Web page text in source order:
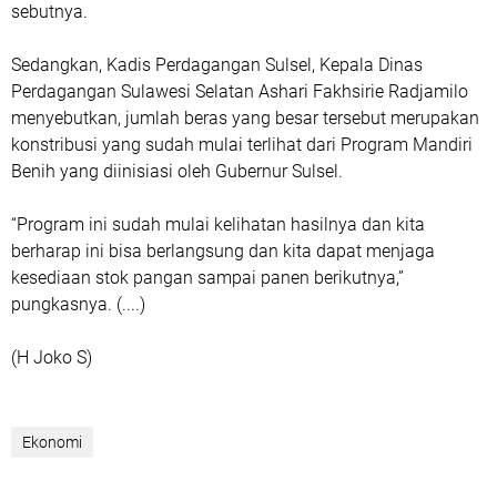
sebutnya.
Sedangkan, Kadis Perdagangan Sulsel, Kepala Dinas
Perdagangan Sulawesi Selatan Ashari Fakhsirie Radjamilo
menyebutkan, jumlah beras yang besar tersebut merupakan
konstribusi yang sudah mulai terlihat dari Program Mandiri
Benih yang diinisiasi oleh Gubernur Sulsel.
“Program ini sudah mulai kelihatan hasilnya dan kita
berharap ini bisa berlangsung dan kita dapat menjaga
kesediaan stok pangan sampai panen berikutnya,”
pungkasnya. (....)
(H Joko S)
Ekonomi